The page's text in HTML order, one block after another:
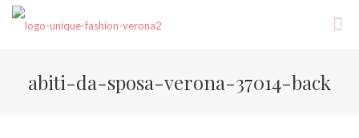
abiti-da-sposa-verona-37014-back